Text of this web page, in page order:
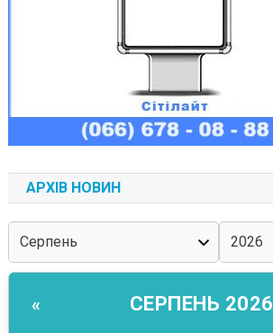
АРХІВ НОВИН
« СЕРПЕНЬ 2026